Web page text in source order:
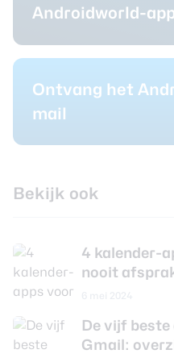
Androidworld-
Ontvang het
mail
Bekijk ook
4 kalender-
nooit
De vijf
Gmail: